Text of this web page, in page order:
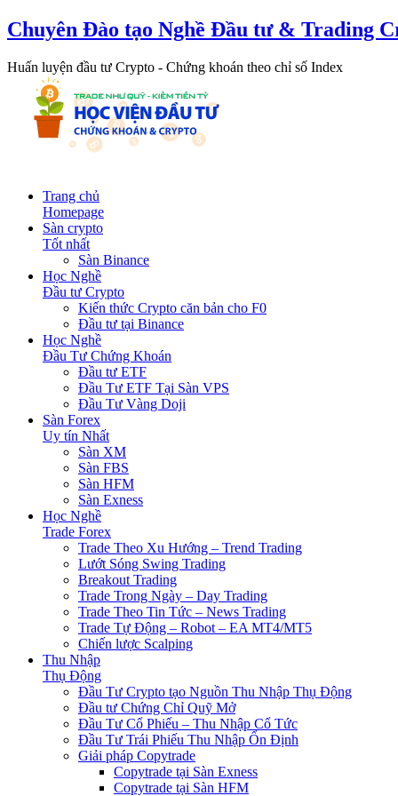
Chuyên Đào tạo Nghề Đầu tư & Trading
Huấn luyện đầu tư Crypto - Chứng khoán theo chỉ số Index
Trang chủ
Homepage
Sàn crypto
Tốt nhất
Sàn Binance
Học Nghề
Đầu tư Crypto
Kiến thức Crypto căn bản cho F0
Đầu tư tại Binance
Học Nghề
Đầu Tư Chứng Khoán
Đầu tư ETF
Đầu Tư ETF Tại Sàn VPS
Đầu Tư Vàng Doji
Sàn Forex
Uy tín Nhất
Sàn XM
Sàn FBS
Sàn HFM
Sàn Exness
Học Nghề
Trade Forex
Trade Theo Xu Hướng – Trend Trading
Lướt Sóng Swing Trading
Breakout Trading
Trade Trong Ngày – Day Trading
Trade Theo Tin Tức – News Trading
Trade Tự Động – Robot – EA MT4/MT5
Chiến lược Scalping
Thu Nhập
Thụ Động
Đầu Tư Crypto tạo Nguồn Thu Nhập Thụ Động
Đầu tư Chứng Chỉ Quỹ Mở
Đầu Tư Cổ Phiếu – Thu Nhập Cổ Tức
Đầu Tư Trái Phiếu Thu Nhập Ổn Định
Giải pháp Copytrade
Copytrade tại Sàn Exness
Copytrade tại Sàn HFM